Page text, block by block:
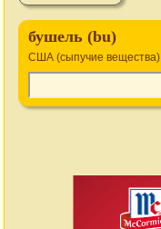
бушель (bu)
США (сыпучие вещества)